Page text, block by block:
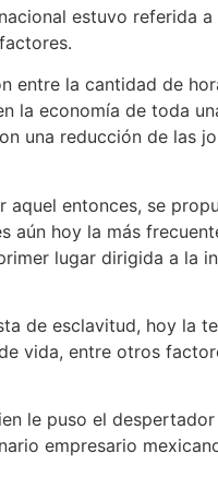
estuvo referida a
entre la cantidad de
la economía de toda
una reducción de las
aquel entonces, se
aún hoy la más
lugar dirigida a la
de esclavitud, hoy la
vida, entre otros
le puso el
empresario